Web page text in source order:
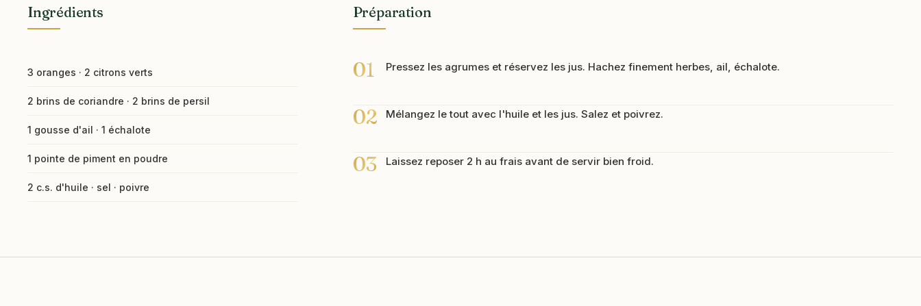
Ingrédients
3 oranges · 2 citrons verts
2 brins de coriandre · 2 brins de persil
1 gousse d'ail · 1 échalote
1 pointe de piment en poudre
2 c.s. d'huile · sel · poivre
Préparation
01 Pressez les agrumes et réservez les jus. Hachez finement herbes, ail, échalote.
02 Mélangez le tout avec l'huile et les jus. Salez et poivrez.
03 Laissez reposer 2 h au frais avant de servir bien froid.